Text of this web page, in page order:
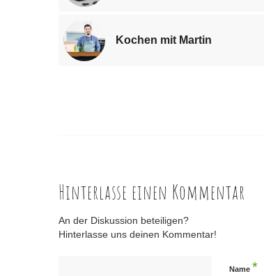
Kochen mit Martin
Hinterlasse einen Kommentar
An der Diskussion beteiligen?
Hinterlasse uns deinen Kommentar!
Name *